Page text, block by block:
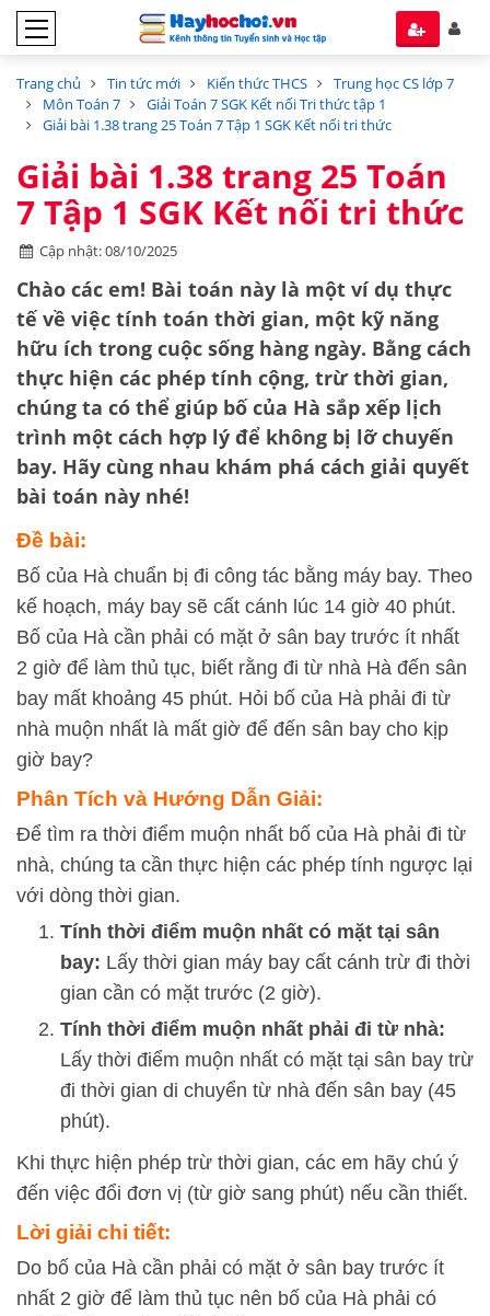
Trang chủ Tin tức mới Kiến thức THCS
Trung học CS lớp 7
Môn Toán 7
Giải Toán 7 SGK Kết nối Tri thức tập 1
Giải bài 1.38 trang 25 Toán 7 Tập 1 SGK Kết nối tri thức
Giải bài 1.38 trang 25 Toán
7 Tập 1 SGK Kết nối tri thức
Cập nhật: 08/10/2025
Chào các em! Bài toán này là một ví dụ thực
tế về việc tính toán thời gian, một kỹ năng
hữu ích trong cuộc sống hàng ngày. Bằng cách
thực hiện các phép tính cộng, trừ thời gian,
chúng ta có thể giúp bố của Hà sắp xếp lịch
trình một cách hợp lý để không bị lỡ chuyến
bay. Hãy cùng nhau khám phá cách giải quyết
bài toán này nhé!
Đề bài:
Bố của Hà chuẩn bị đi công tác bằng máy bay. Theo
kế hoạch, máy bay sẽ cất cánh lúc 14 giờ 40 phút.
Bố của Hà cần phải có mặt ở sân bay trước ít nhất
2 giờ để làm thủ tục, biết rằng đi từ nhà Hà đến sân
bay mất khoảng 45 phút. Hỏi bố của Hà phải đi từ
nhà muộn nhất là mất giờ để đến sân bay cho kịp
giờ bay?
Phân Tích và Hướng Dẫn Giải:
Để tìm ra thời điểm muộn nhất bố của Hà phải đi từ
nhà, chúng ta cần thực hiện các phép tính ngược lại
với dòng thời gian.
Tính thời điểm muộn nhất có mặt tại sân
bay: Lấy thời gian máy bay cất cánh trừ đi thời
gian cần có mặt trước (2 giờ).
Tính thời điểm muộn nhất phải đi từ nhà:
Lấy thời điểm muộn nhất có mặt tại sân bay trừ
đi thời gian di chuyển từ nhà đến sân bay (45
phút).
Khi thực hiện phép trừ thời gian, các em hãy chú ý
đến việc đổi đơn vị (từ giờ sang phút) nếu cần thiết.
Lời giải chi tiết:
Do bố của Hà cần phải có mặt ở sân bay trước ít
nhất 2 giờ để làm thủ tục nên bố của Hà phải có